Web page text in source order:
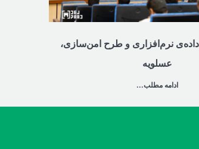
نرم‌افزاری و طرح امن‌سازی،
عسلویه
ادامه مطلب...